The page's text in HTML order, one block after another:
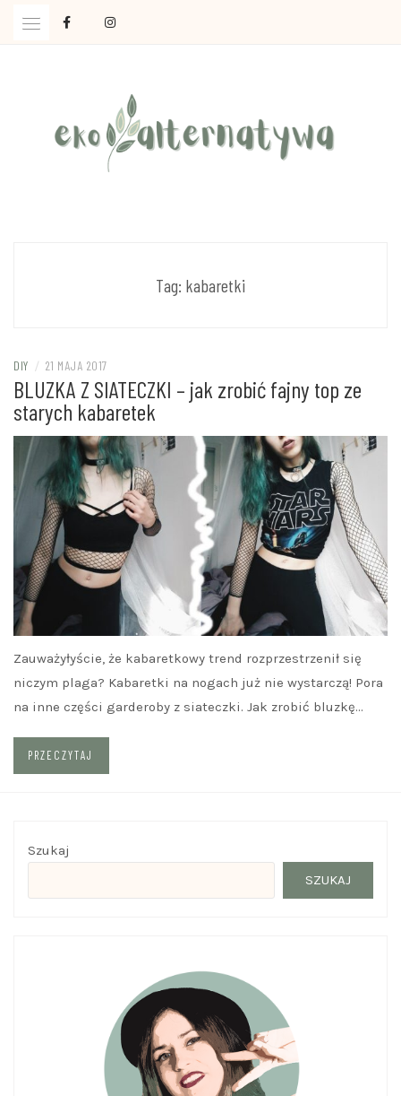
Tag: kabaretki
DIY / 21 MAJA 2017
BLUZKA Z SIATECZKI – jak zrobić fajny top ze
starych kabaretek
Zauważyłyście, że kabaretkowy trend rozprzestrzenił się
niczym plaga? Kabaretki na nogach już nie wystarczą! Pora
na inne części garderoby z siateczki. Jak zrobić bluzkę…
PRZECZYTAJ
Szukaj
SZUKAJ